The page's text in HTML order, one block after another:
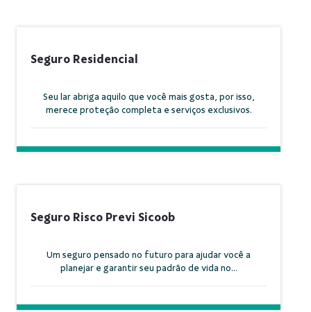
Seguro Residencial
Seu lar abriga aquilo que você mais gosta, por isso,
merece proteção completa e serviços exclusivos.
Seguro Risco Previ Sicoob
Um seguro pensado no futuro para ajudar você a
planejar e garantir seu padrão de vida no...